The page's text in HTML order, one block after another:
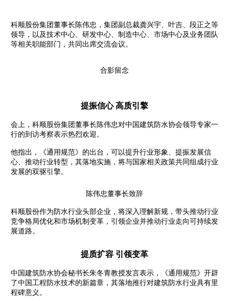
科顺股份集团董事长陈伟忠，集团副总裁龚兴宇、叶吉、段正之等
领导，以及技术中心、研发中心、制造中心、市场中心及业务团队
等相关职能部门，共同出席交流会议。
合影留念
提振信心 高质引擎
会上，科顺股份集团董事长陈伟忠对中国建筑防水协会领导专家一
行的到访考察表示热烈欢迎。
他指出，《通用规范》的出台，可以提升行业形象、提振发展信
心、推动行业转型，其落地实施，将与国家相关政策共同组成行业
发展的双驱引擎。
陈伟忠董事长致辞
科顺股份作为防水行业头部企业，将深入理解新规，带头推动行业
竞争格局优化和市场机制变革，引领企业并推动行业走向可持续发
展道路。
提质扩容 引领变革
中国建筑防水协会秘书长朱冬青教授发言表示，《通用规范》开辟
了中国工程防水技术的新篇章，其落地推行对建筑防水行业具有里
程碑意义。